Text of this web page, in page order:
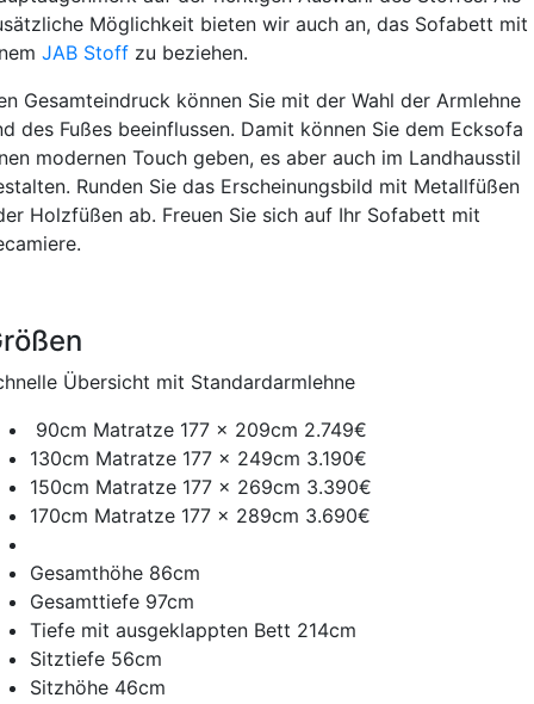
Möglichkeit bieten wir auch an, das Sofabett mit
JAB Stoff zu beziehen.
Gesamteindruck können Sie mit der Wahl der Armlehne
des Fußes beeinflussen. Damit können Sie dem Ecksofa
modernen Touch geben, es aber auch im Landhausstil
Runden Sie das Erscheinungsbild mit Metallfüßen
Holzfüßen ab. Freuen Sie sich auf Ihr Sofabett mit
Übersicht mit Standardarmlehne
90cm Matratze 177 x 209cm 2.749€
130cm Matratze 177 x 249cm 3.190€
150cm Matratze 177 x 269cm 3.390€
170cm Matratze 177 x 289cm 3.690€
Gesamthöhe 86cm
Gesamttiefe 97cm
Tiefe mit ausgeklappten Bett 214cm
Sitztiefe 56cm
Sitzhöhe 46cm